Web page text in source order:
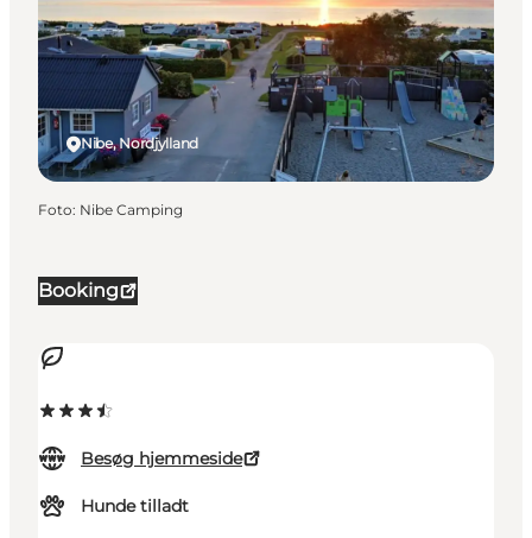
Booking
Besøg hjemmeside
Hunde tilladt
Nibe, Nordjylland
Foto: Nibe Camping